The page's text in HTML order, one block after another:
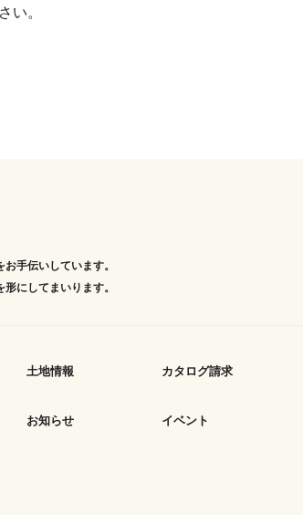
い。
手伝いしています。
にしてまいります。
土地情報 カタログ請求
お知らせ イベント